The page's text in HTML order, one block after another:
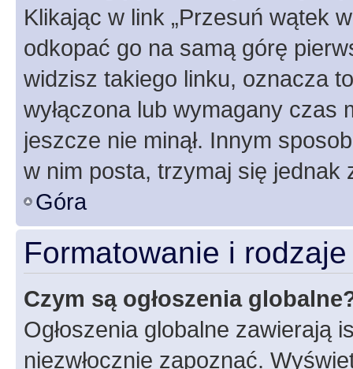
Klikając w link „Przesuń wątek
odkopać go na samą górę
widzisz takiego linku, oznacza
wyłączona lub wymagany czas
jeszcze nie minął. Innym
w nim posta, trzymaj się jednak
Góra
Formatowanie i
Czym są ogłoszenia
Ogłoszenia globalne zawierają
niezwłocznie zapoznać.